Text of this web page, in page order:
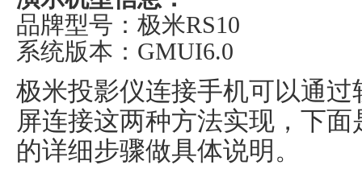
品牌型号：极米RS10
系统版本：GMUI6.0
极米投影仪连接手机可以通过
屏连接这两种方法实现，下
的详细步骤做具体说明。